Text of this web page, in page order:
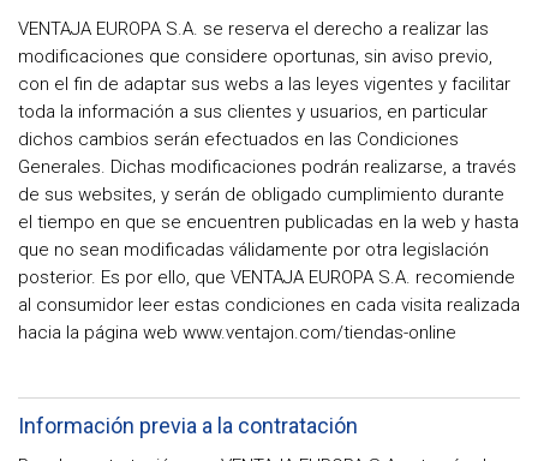
VENTAJA EUROPA S.A. se reserva el derecho a realizar las
modificaciones que considere oportunas, sin aviso previo,
con el fin de adaptar sus webs a las leyes vigentes y facilitar
toda la información a sus clientes y usuarios, en particular
dichos cambios serán efectuados en las Condiciones
Generales. Dichas modificaciones podrán realizarse, a través
de sus websites, y serán de obligado cumplimiento durante
el tiempo en que se encuentren publicadas en la web y hasta
que no sean modificadas válidamente por otra legislación
posterior. Es por ello, que VENTAJA EUROPA S.A. recomiende
al consumidor leer estas condiciones en cada visita realizada
hacia la página web www.ventajon.com/tiendas-online
Información previa a la contratación